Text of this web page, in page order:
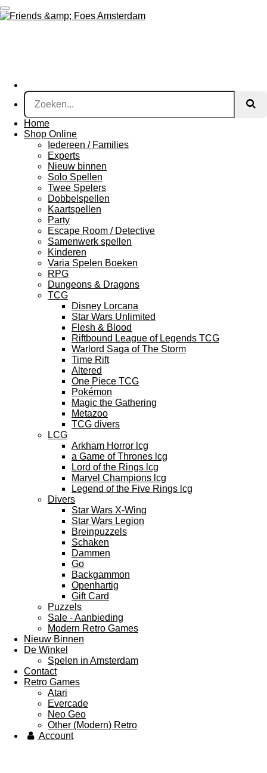
Ga
direct
Home
Shop Online
Iedereen / Families
Experts
Nieuw binnen
Solo Spellen
Twee Spelers
Dobbelspellen
Kaartspellen
Party
Escape Room / Detective
Samenwerk spellen
Kinderen
Varia Spelen Boeken
RPG
Dungeons & Dragons
TCG
Disney Lorcana
Star Wars Unlimited
Flesh & Blood
Riftbound League of Legends TCG
Warlord Saga of The Storm
Time Rift
Altered
One Piece TCG
Pokémon
Magic the Gathering
Metazoo
TCG divers
LCG
Arkham Horror lcg
a Game of Thrones lcg
Lord of the Rings lcg
Marvel Champions lcg
Legend of the Five Rings lcg
Divers
Star Wars X-Wing
Star Wars Legion
Breinpuzzels
Schaken
Dammen
Go
Backgammon
Openhartig
Gift Card
Puzzels
Sale - Aanbieding
Modern Retro Games
Nieuw Binnen
De Winkel
Spelen in Amsterdam
Contact
Retro Games
Atari
Evercade
Neo Geo
Other (Modern) Retro
Account